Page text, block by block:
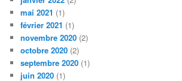
mai 2021 (1)
février 2021 (1)
novembre 2020 (2)
octobre 2020 (2)
septembre 2020 (1)
juin 2020 (1)